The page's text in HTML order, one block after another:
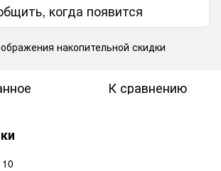
когда появится
накопительной скидки
К сравнению
10